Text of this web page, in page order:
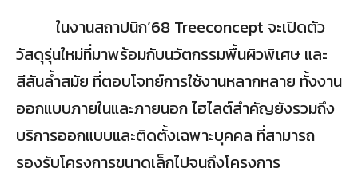
ในงานสถาปนิก’68 Treeconcept จะเปิดตัว
วัสดุรุ่นใหม่ที่มาพร้อมกับนวัตกรรมพื้นผิวพิเศษ และ
สีสันล้ำสมัย ที่ตอบโจทย์การใช้งานหลากหลาย ทั้งงาน
ออกแบบภายในและภายนอก ไฮไลต์สำคัญยังรวมถึง
บริการออกแบบและติดตั้งเฉพาะบุคคล ที่สามารถ
รองรับโครงการขนาดเล็กไปจนถึงโครงการ